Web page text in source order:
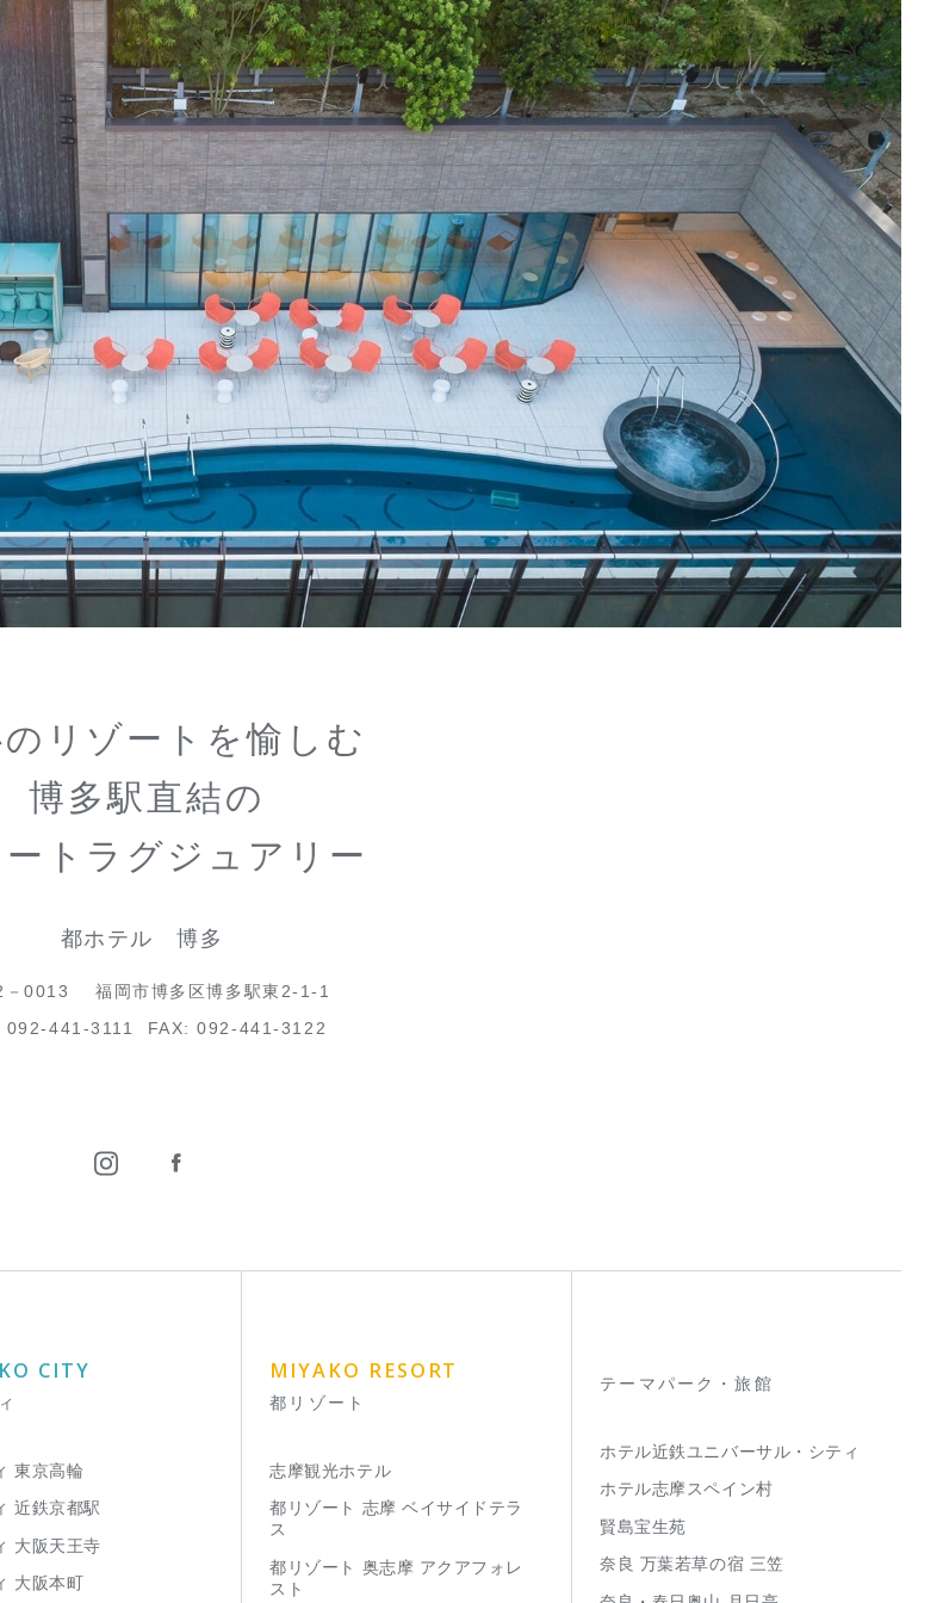
リゾートを愉しむ
博多駅直結の
ートラグジュアリー
都ホテル 博多
－0013
福岡市博多区博多駅東2-1-1
092-441-3111 FAX: 092-441-3122
CITY
東京高輪
近鉄京都駅
大阪天王寺
大阪本町
MIYAKO RESORT
都リゾート
志摩観光ホテル
都リゾート 志摩 ベイサイドテラ
ス
都リゾート 奥志摩 アクアフォレ
スト
テーマパーク・旅館
ホテル近鉄ユニバーサル・シティ
ホテル志摩スペイン村
賢島宝生苑
奈良 万葉若草の宿 三笠